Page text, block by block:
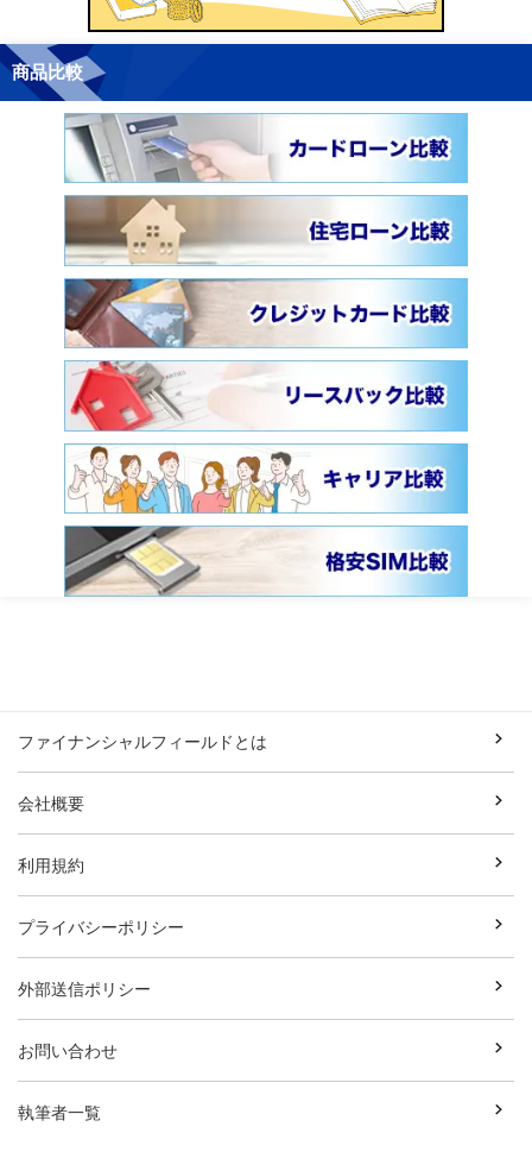
商品比較
ファイナンシャルフィールドとは
会社概要
利用規約
プライバシーポリシー
外部送信ポリシー
お問い合わせ
執筆者一覧